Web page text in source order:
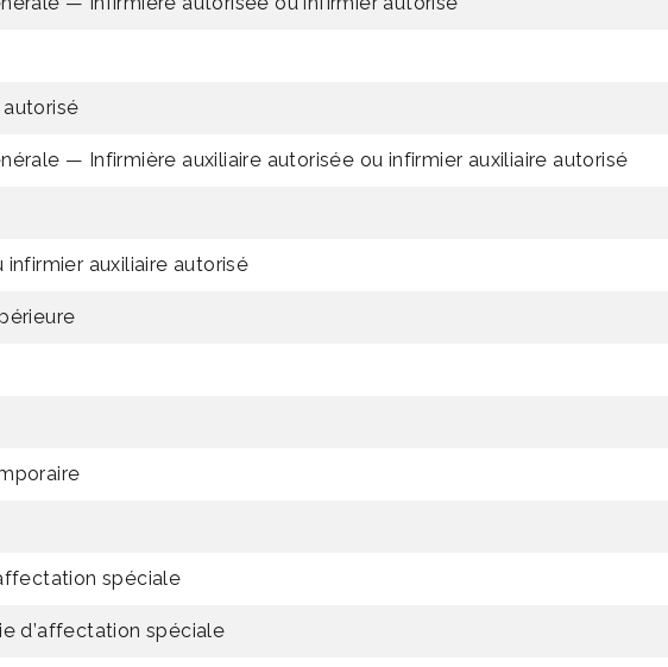
— Infirmière auxiliaire autorisée ou infirmier auxiliaire autorisé
auxiliaire autorisé
spéciale
d’affectation spéciale